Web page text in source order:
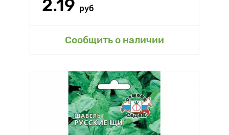
2.19 руб
Сообщить о наличии